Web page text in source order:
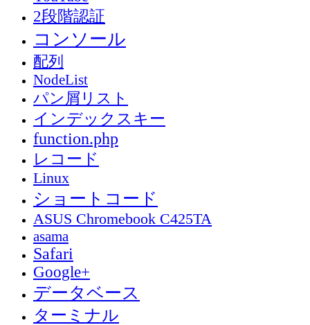
2段階認証
コンソール
配列
NodeList
パン屑リスト
インデックスキー
function.php
レコード
Linux
ショートコード
ASUS Chromebook C425TA
asama
Safari
Google+
データベース
ターミナル